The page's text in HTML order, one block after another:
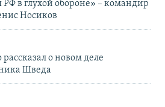
в глухой обороне» – командир
Носиков
о новом деле
Шведа